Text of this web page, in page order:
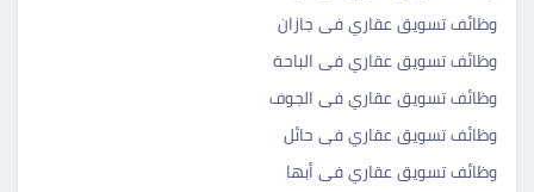
وظائف تسويق عقاري فى جازان
وظائف تسويق عقاري فى الباحة
وظائف تسويق عقاري فى الجوف
وظائف تسويق عقاري فى حائل
وظائف تسويق عقاري فى أبها